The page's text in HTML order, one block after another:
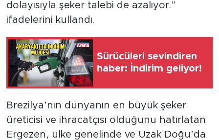
dolayısıyla şeker talebi de azalıyor.”
ifadelerini kullandı.
Sürücüleri sevindiren
haber: İndirim geliyor!
Brezilya’nın dünyanın en büyük şeker
üreticisi ve ihracatçısı olduğunu hatırlatan
Ergezen, ülke genelinde ve Uzak Doğu’da